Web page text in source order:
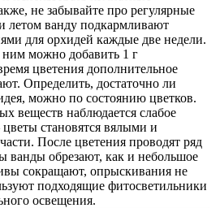
не забывайте про регулярные
летом ванду подкармливают
для орхидей каждые две недели.
можно добавить 1 г
цветения дополнительное
Определить, достаточно ли
можно по состоянию цветков.
веществ наблюдается слабое
становятся вялыми и
После цветения проводят ряд
ванды обрезают, как и небольшое
сокращают, опрыскивания не
подходящие фитосветильники
освещения.